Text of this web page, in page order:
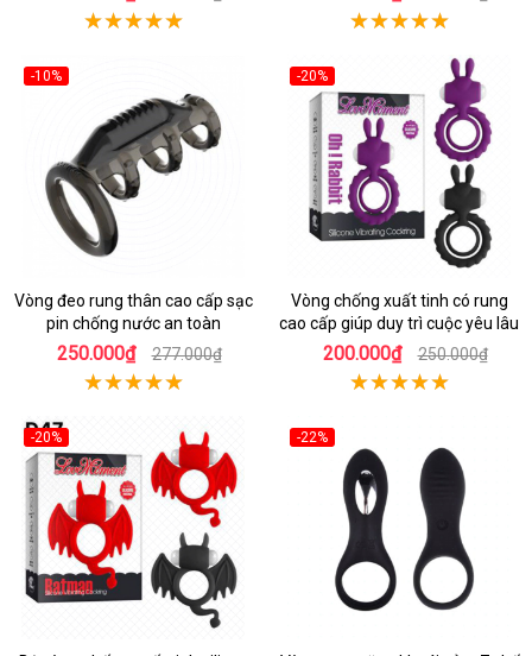
-10%
Vòng đeo rung thân cao cấp sạc
pin chống nước an toàn
250.000₫ 277.000₫
-20%
Vòng chống xuất tinh có rung
cao cấp giúp duy trì cuộc yêu lâu
200.000₫ 250.000₫
-20% -22%